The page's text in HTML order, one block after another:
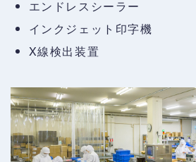
エンドレスシーラー
インクジェット印字機
X線検出装置